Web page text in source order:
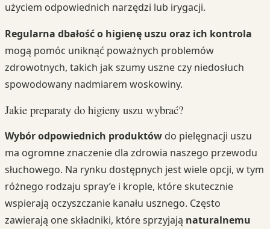
użyciem odpowiednich narzędzi lub irygacji.
Regularna dbałość o higienę uszu oraz ich kontrola
mogą pomóc uniknąć poważnych problemów
zdrowotnych, takich jak szumy uszne czy niedosłuch
spowodowany nadmiarem woskowiny.
Jakie preparaty do higieny uszu wybrać?
Wybór odpowiednich produktów do pielęgnacji uszu
ma ogromne znaczenie dla zdrowia naszego przewodu
słuchowego. Na rynku dostępnych jest wiele opcji, w tym
różnego rodzaju spray’e i krople, które skutecznie
wspierają oczyszczanie kanału usznego. Często
zawierają one składniki, które sprzyjają naturalnemu